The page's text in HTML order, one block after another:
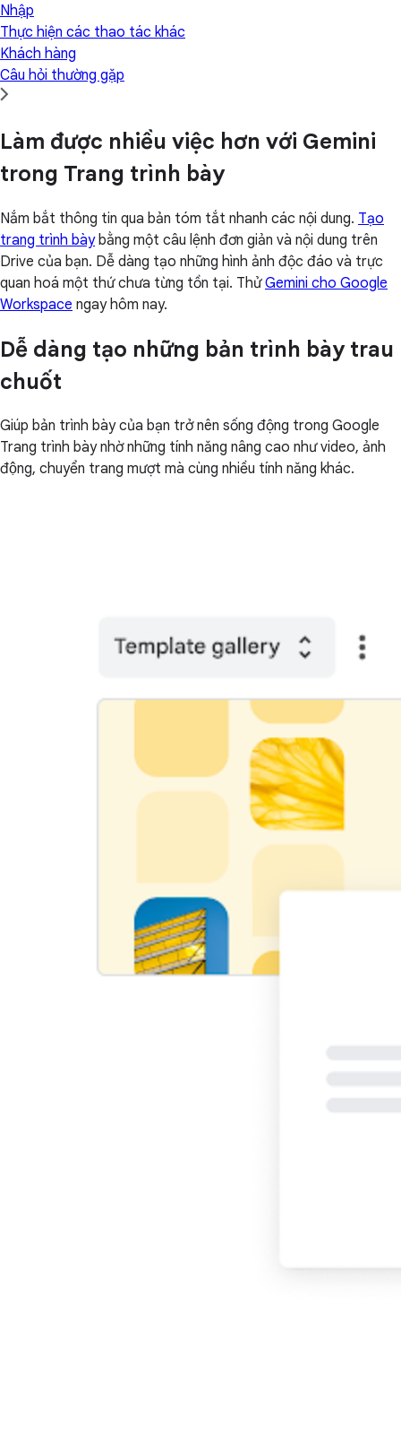
Nhập
Thực hiện các thao tác khác
Khách hàng
Câu hỏi thường gặp
Làm được nhiều việc hơn với Gemini
trong Trang trình bày
Nắm bắt thông tin qua bản tóm tắt nhanh các nội dung. Tạo
trang trình bàybằng một câu lệnh đơn giản và nội dung trên
Drive của bạn. Dễ dàng tạo những hình ảnh độc đáo và trực
quan hoá một thứ chưa từng tồn tại. ThửGemini cho Google
Workspace ngay hôm nay.
Dễ dàng tạo những bản trình bày trau
chuốt
Giúp bản trình bày của bạn trở nên sống động trong Google
Trang trình bày nhờ những tính năng nâng cao như video, ảnh
động, chuyển trang mượt mà cùng nhiều tính năng khác.